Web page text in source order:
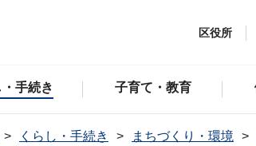
区役所
・手続き 子育て・教育
くらし・手続き まちづくり・環境